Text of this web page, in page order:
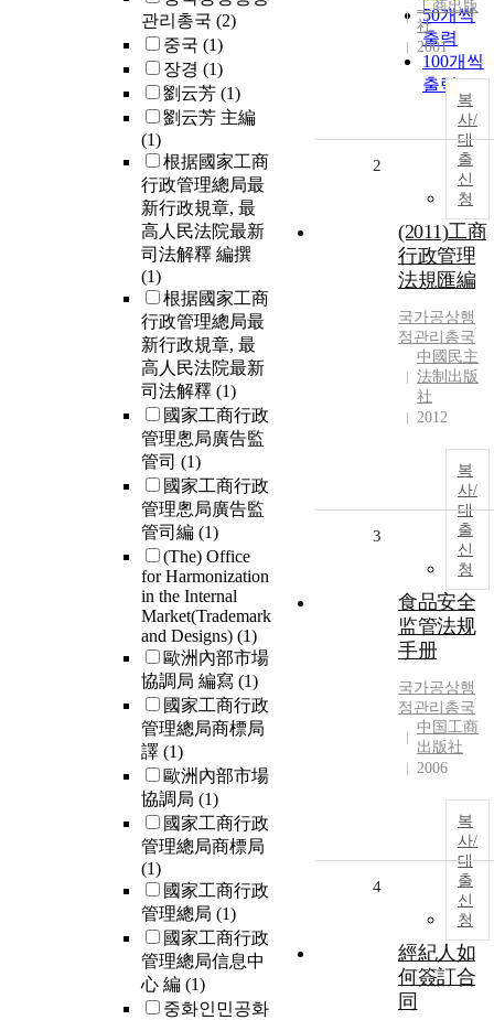
관리총국 (2)
중국 (1)
장경 (1)
劉云芳 (1)
劉云芳 主編
(1)
根据國家工商
行政管理總局最
新行政規章, 最
高人民法院最新
司法解釋 編撰
(1)
根据國家工商
行政管理總局最
新行政規章, 最
高人民法院最新
司法解釋 (1)
國家工商行政
管理悤局廣告監
管司 (1)
國家工商行政
管理悤局廣告監
管司編 (1)
(The) Office
for Harmonization
in the Internal
Market(Trademark
and Designs) (1)
歐洲內部市場
協調局 編寫 (1)
國家工商行政
管理總局商標局
譯 (1)
歐洲內部市場
協調局 (1)
國家工商行政
管理總局商標局
(1)
國家工商行政
管理總局 (1)
國家工商行政
管理總局信息中
心 編 (1)
중화인민공화
50개씩
출력
100개씩
출력
工商出版
社
2001
복
사/
대
출
신
청
2
(2011)工商
行政管理
法規匯編
국가공상행
정관리총국
中國民主
法制出版
社
2012
복
사/
대
출
신
청
3
食品安全
监管法规
手册
국가공상행
정관리총국
中国工商
出版社
2006
복
사/
대
출
신
청
4
經紀人如
何簽訂合
同